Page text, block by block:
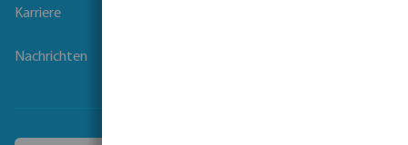
Karriere
Nachrichten